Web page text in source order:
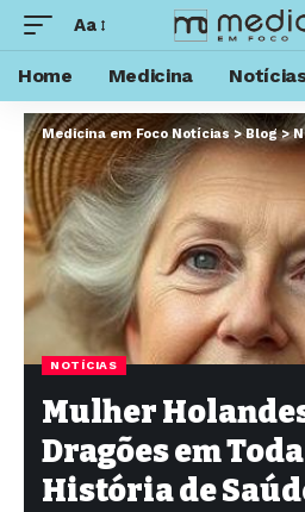
Aa
Home Medicina
Medicina em Foco Notícias>Blog>
NOTÍCIAS
Mulher
Dragões em
História de